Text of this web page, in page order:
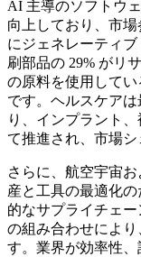
AI 主導のソフトウ
向上しており、市
にジェネレーティ
刷部品の 29% がリ
の原料を使用して
です。ヘルスケア
り、インプラント
て推進され、市場シ
さらに、航空宇宙
産と工具の最適化
的なサプライチェ
の組み合わせにより
す。業界が効率性